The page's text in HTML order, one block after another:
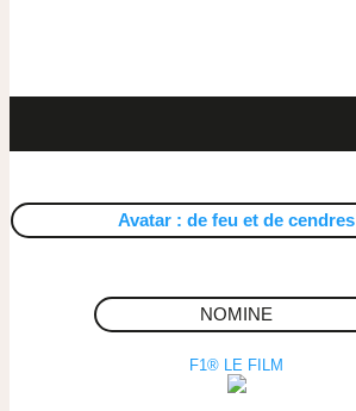
Avatar : de feu et de cendres
NOMINE
F1® LE FILM